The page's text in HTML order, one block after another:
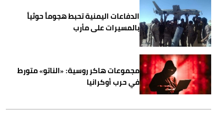
الدفاعات اليمنية تحبط هجوماً حوثياً
بالمسيرات على مأرب
مجموعات هاكر روسية: «الناتو» متورط
في حرب أوكرانيا